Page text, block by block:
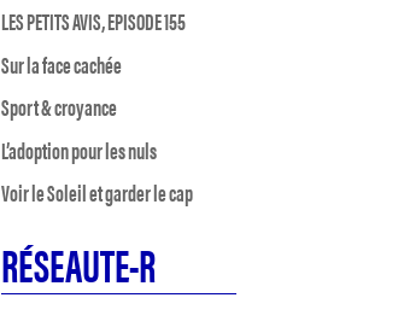
LES PETITS AVIS, EPISODE 155
Sur la face cachée
Sport & croyance
L’adoption pour les nuls
Voir le Soleil et garder le cap
RÉSEAUTE-R